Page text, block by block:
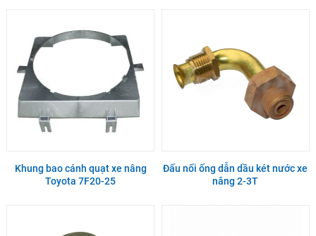
Khung bao cánh quạt xe nâng
Toyota 7F20-25
Đấu nối ống dẫn dầu két nước xe
nâng 2-3T